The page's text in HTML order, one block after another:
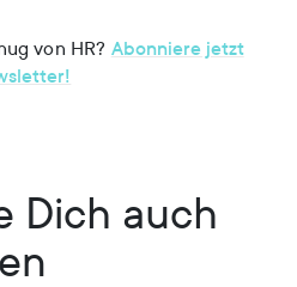
von HR? Abonniere jetzt
Dich auch